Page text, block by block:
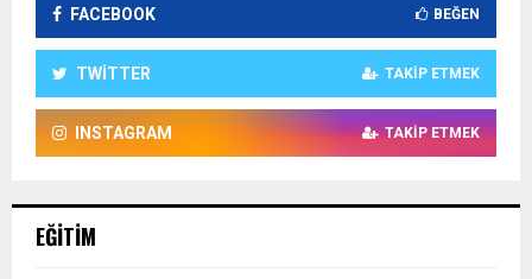
FACEBOOK BEĞEN
TWITTER TAKIP ETMEK
INSTAGRAM TAKIP ETMEK
EĞITIM